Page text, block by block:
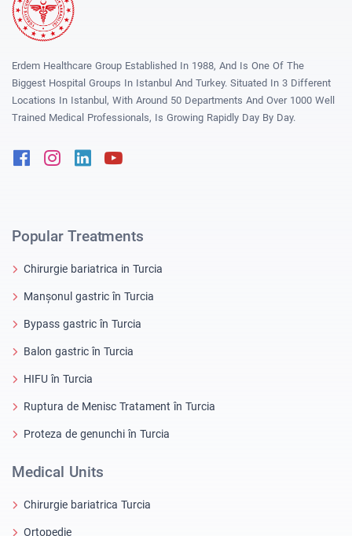
Erdem Healthcare Group Established In 1988, And Is One Of The
Biggest Hospital Groups In Istanbul And Turkey. Situated In 3 Different
Locations In Istanbul, With Around 50 Departments And Over 1000 Well
Trained Medical Professionals, Is Growing Rapidly Day By Day.
FacebookInstagram
Linkedin
Popular Treatments
Chirurgie bariatrica in Turcia
Manșonul gastric în Turcia
Bypass gastric în Turcia
Balon gastric în Turcia
HIFU în Turcia
Ruptura de Menisc Tratament în Turcia
Proteza de genunchi în Turcia
Medical Units
Chirurgie bariatrica Turcia
Ortopedie